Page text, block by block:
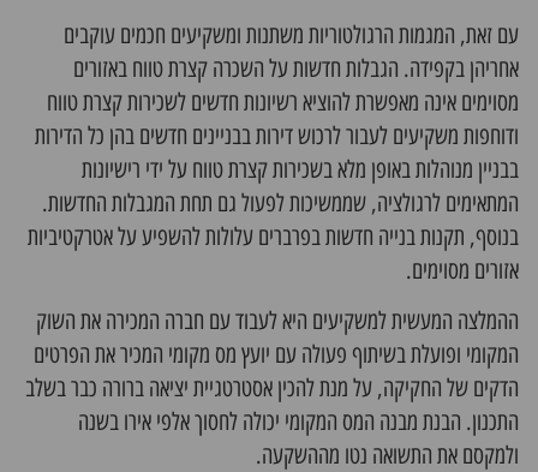
עם זאת, המגמות הרגולטוריות משתנות ומשקיעים חכמים עוקבים
אחריהן בקפידה. הגבלות חדשות על השכרה קצרת טווח באזורים
מסוימים אינה מאפשרת להוציא רשיונות חדשים לשכירות קצרת טווח
ודוחפות משקיעים לעבור לרכוש דירות בבניינים חדשים בהן כל הדירות
בבניין מנוהלות באופן מלא בשכירות קצרת טווח על ידי רישיונות
המתאימים לרגולציה, שממשיכות לפעול גם תחת המגבלות החדשות.
בנוסף, תקנות בנייה חדשות בפרברים עלולות להשפיע על אטרקטיביות
אזורים מסוימים.
ההמלצה המעשית למשקיעים היא לעבוד עם חברה המכירה את השוק
המקומי ופועלת בשיתוף פעולה עם יועץ מס מקומי המכיר את הפרטים
הדקים של החקיקה, על מנת להכין אסטרטגיית יציאה ברורה כבר בשלב
התכנון. הבנת מבנה המס המקומי יכולה לחסוך אלפי אירו בשנה
ולמקסם את התשואה נטו מההשקעה.